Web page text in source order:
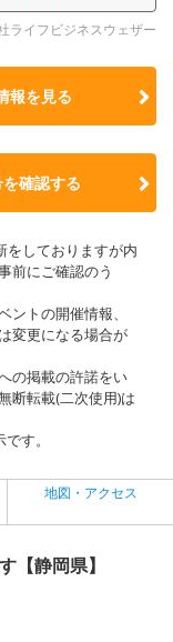
ライフビジネスウェザー
報を見る
確認する
しておりますが内
前にご確認のう
トの開催情報、
変更になる場合が
の掲載の許諾をい
断転載(二次使用)は
す。
地図・アクセス
【静岡県】